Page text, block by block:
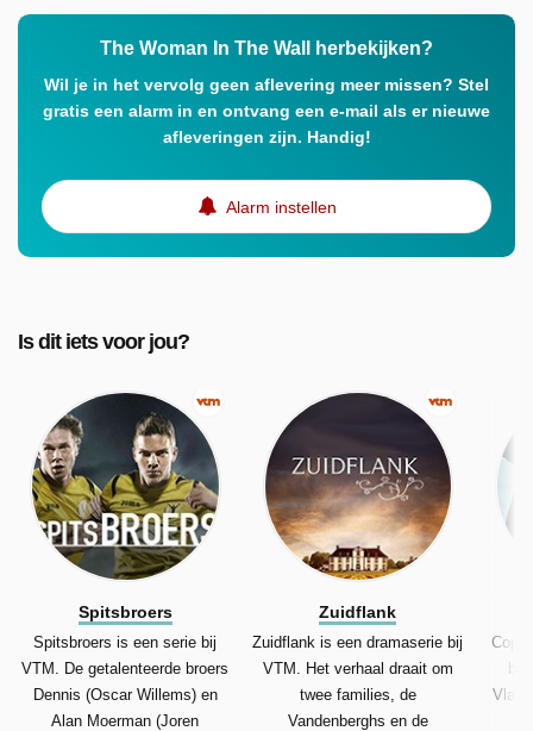
The Woman In The Wall herbekijken?
Wil je in het vervolg geen aflevering meer missen? Stel
gratis een alarm in en ontvang een e-mail als er nieuwe
afleveringen zijn. Handig!
Alarm instellen
Is dit iets voor jou?
Spitsbroers
Spitsbroers is een serie bij
VTM. De getalenteerde broers
Dennis (Oscar Willems) en
Alan Moerman (Joren
Zuidflank
Zuidflank is een dramaserie bij
VTM. Het verhaal draait om
twee families, de
Vandenberghs en de
bij